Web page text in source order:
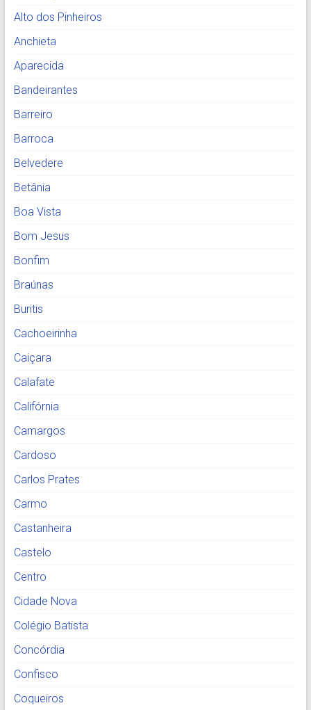
Alto dos Pinheiros
Anchieta
Aparecida
Bandeirantes
Barreiro
Barroca
Belvedere
Betânia
Boa Vista
Bom Jesus
Bonfim
Braúnas
Buritis
Cachoeirinha
Caiçara
Calafate
Califórnia
Camargos
Cardoso
Carlos Prates
Carmo
Castanheira
Castelo
Centro
Cidade Nova
Colégio Batista
Concórdia
Confisco
Coqueiros